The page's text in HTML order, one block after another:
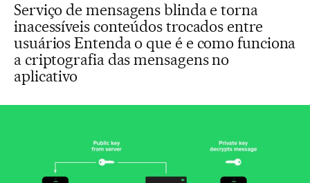
Serviço de mensagens blinda e torna
inacessíveis conteúdos trocados entre
usuários Entenda o que é e como funciona
a criptografia das mensagens no
aplicativo